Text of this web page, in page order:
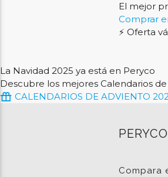
El mejor
Comprar
⚡ Oferta
La Navidad 2025 ya está en Peryco
Descubre los mejores Calendarios
CALENDARIOS DE ADVIENTO
Compara